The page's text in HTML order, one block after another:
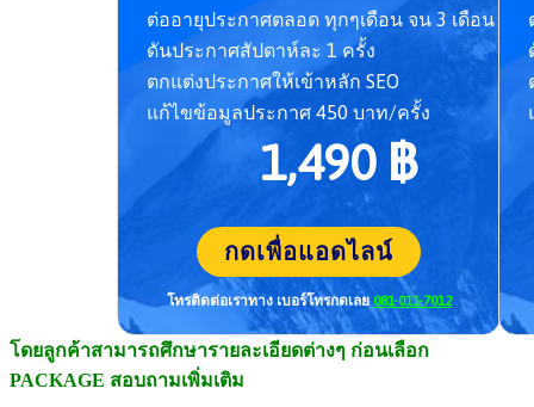
ต่ออายุประกาศตลอด ทุกๆเดือน จน 3 เดือน
ดันประกาศสัปดาห์ละ 1 ครั้ง
ตกแต่งประกาศให้เข้าหลัก SEO
แก้ไขข้อมูลประกาศ 450 บาท/ครั้ง
1,490 ฿
กดเพื่อแอดไลน์
โทรติดต่อเราทาง เบอร์โทรกดเลย 081-011-7012
โดยลูกค้าสามารถศึกษารายละเอียดต่างๆ ก่อนเลือก
PACKAGE สอบถามเพิ่มเติม